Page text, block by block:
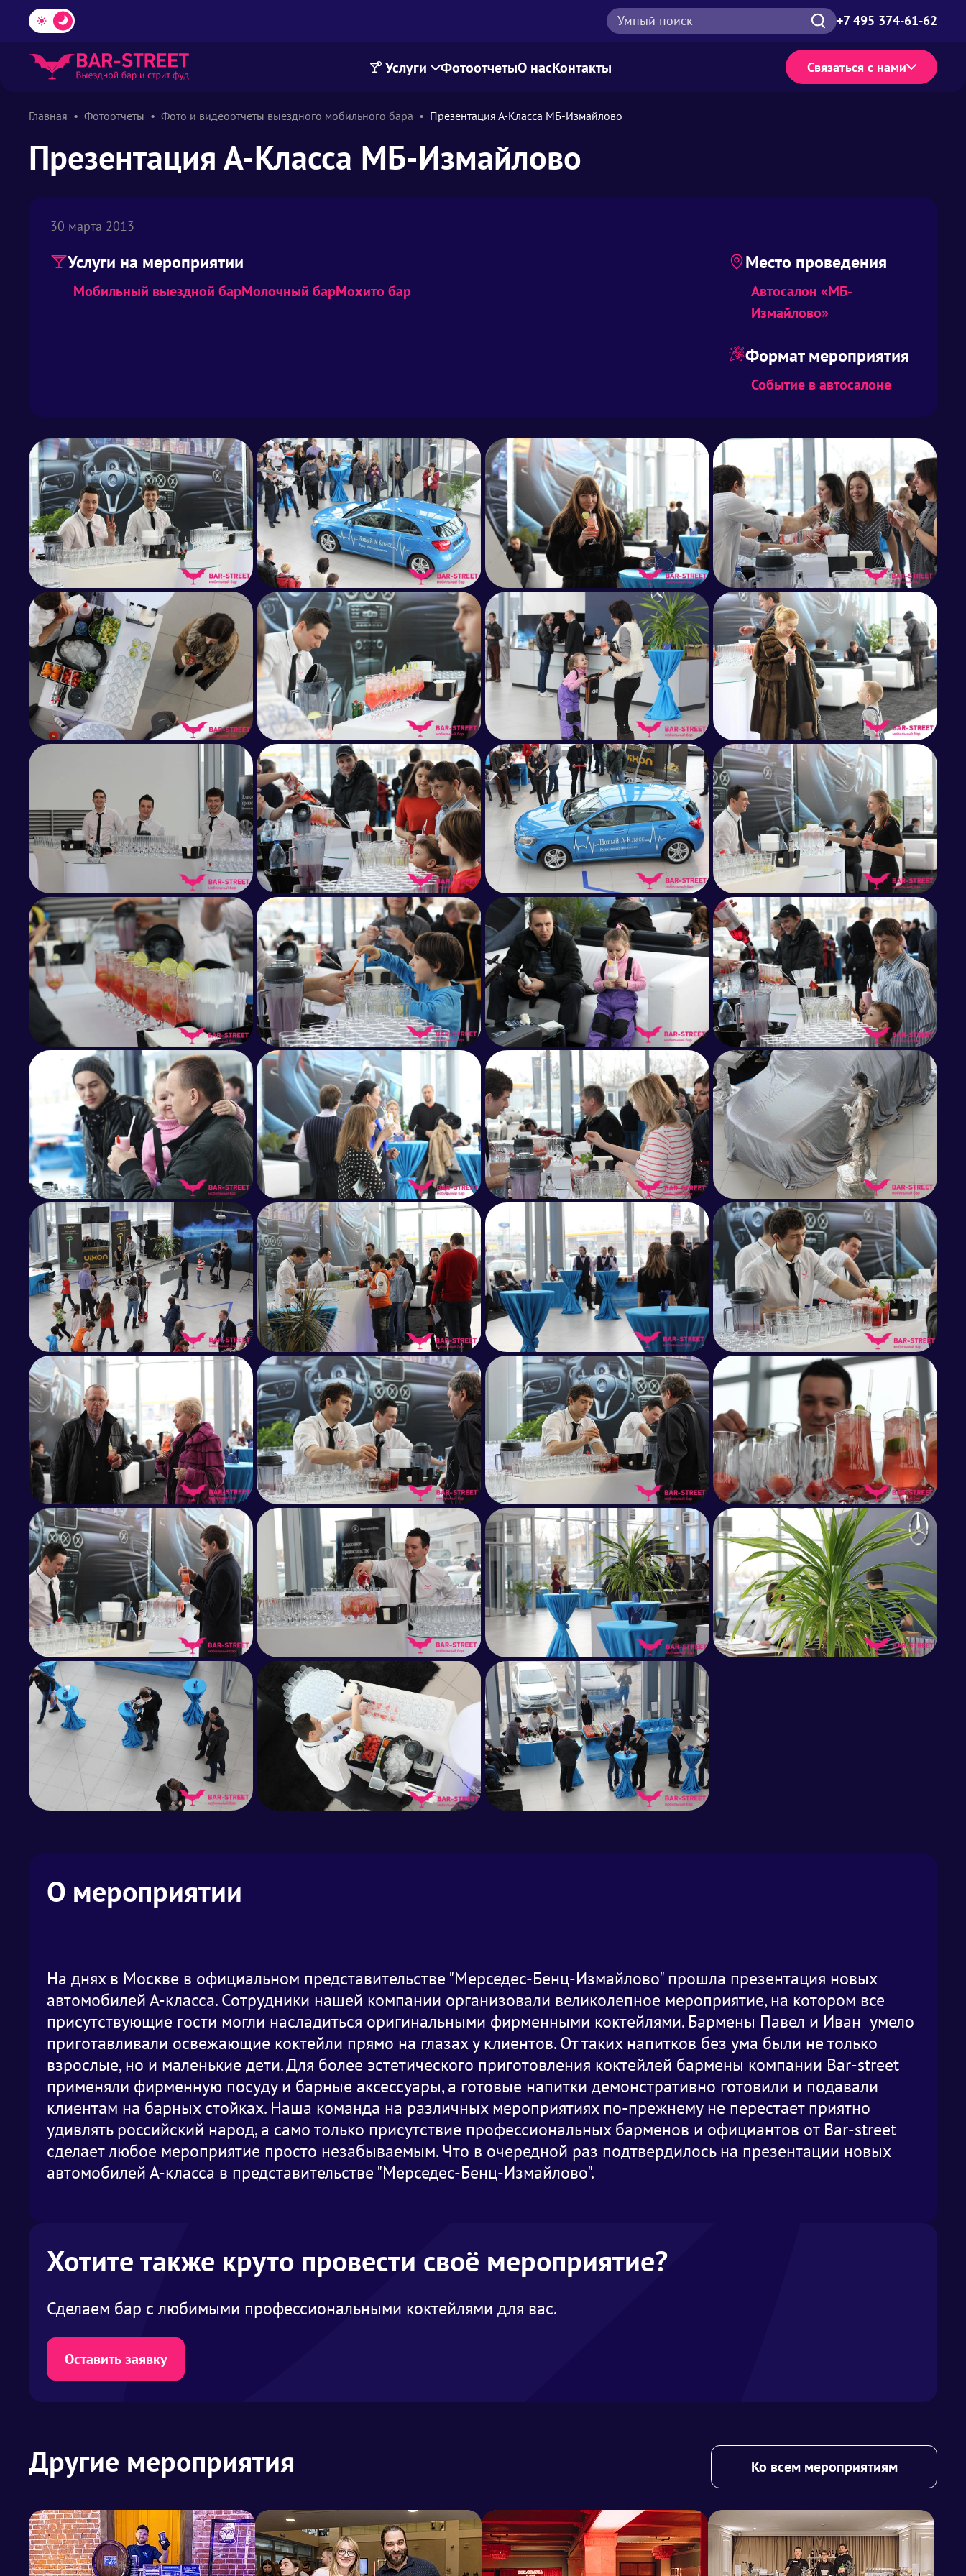
Умный поиск +7 495 374-61-62
Услуги ФотоотчетыО насКонтакты Связаться с нами
Главная Фотоотчеты Фото и видеоотчеты выездного мобильного бара Презентация А-Класса МБ-Измайлово
Презентация А-Класса МБ-Измайлово
30 марта 2013
Услуги на мероприятии
Мобильный выездной барМолочный барМохито бар
Место проведения
Автосалон «МБ-
Измайлово»
Формат мероприятия
Событие в автосалоне
О мероприятии
На днях в Москве в официальном представительстве "Мерседес-Бенц-Измайлово" прошла презентация новых
автомобилей А-класса. Сотрудники нашей компании организовали великолепное мероприятие, на котором все
присутствующие гости могли насладиться оригинальными фирменными коктейлями. Бармены Павел и Иван умело
приготавливали освежающие коктейли прямо на глазах у клиентов. От таких напитков без ума были не только
взрослые, но и маленькие дети. Для более эстетического приготовления коктейлей бармены компании Bar-street
применяли фирменную посуду и барные аксессуары, а готовые напитки демонстративно готовили и подавали
клиентам на барных стойках. Наша команда на различных мероприятиях по-прежнему не перестает приятно
удивлять российский народ, а само только присутствие профессиональных барменов и официантов от Bar-street
сделает любое мероприятие просто незабываемым. Что в очередной раз подтвердилось на презентации новых
автомобилей А-класса в представительстве "Мерседес-Бенц-Измайлово".
Хотите также круто провести своё мероприятие?
Сделаем бар с любимыми профессиональными коктейлями для вас.
Оставить заявку
Другие мероприятия Ко всем мероприятиям